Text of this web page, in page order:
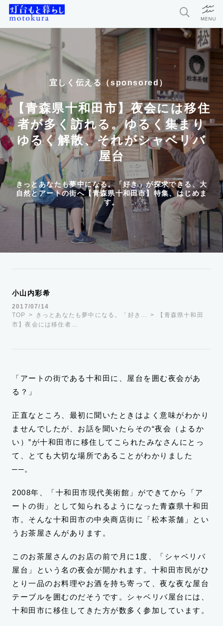
宜しく伝える（sponsored）
【青森県十和田市】夜会には移住
者が多く訪れる。ゆるく集まり
ゆるく解散、それがシャベリバ
屋台
きっとあなたも夢中になる。「好き」が探求できる、大
自然とアートの街へ【青森県十和田市】特集、はじめま
す。
小山内彩希
2017/07/14
TOP
きっとあなたも夢中になる。「好き…
【青森県十和田
市】夜会には移住者…
「アートの街である十和田に、屋台を囲む夜会があ
る？」
正直なところ、最初に聞いたときはよく意味がわかり
ませんでしたが、お話を聞いたらその“夜会（よるか
い）”が十和田市に移住してこられたみなさんにとっ
て、とても大切な場所であることがわかりました
──。
2008年、「十和田市現代美術館」ができてから「ア
ートの街」として知られるようになった青森県十和田
市。そんな十和田市の中央商店街に「松本茶舗」とい
うお茶屋さんがあります。
このお茶屋さんのお店の前で月に1度、「シャベリバ
屋台」という名の夜会が開かれます。十和田市民がひ
とり一品のお料理やお酒を持ち寄って、夜な夜な屋台
テーブルを囲むのだそうです。シャベリバ屋台には、
十和田市に移住してきた方が数多く参加しています。
特集
新着記事
今月の編集部おすすめ
探求者
灯台もと暮らしとは？
お問い合わせ
利用規約
個人情報保護方針
運営会社